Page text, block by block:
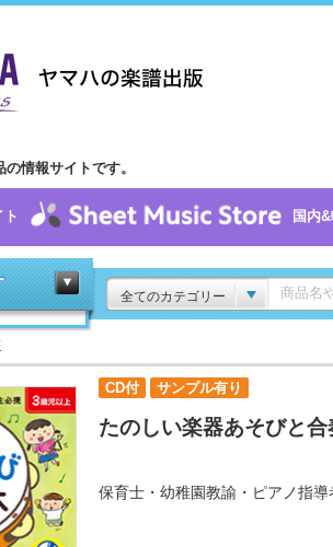
情報サイトです。
国内
全てのカテゴリー
CD付 サンプル有り
たのしい楽器あそびと
保育士・幼稚園教諭・ピアノ指導